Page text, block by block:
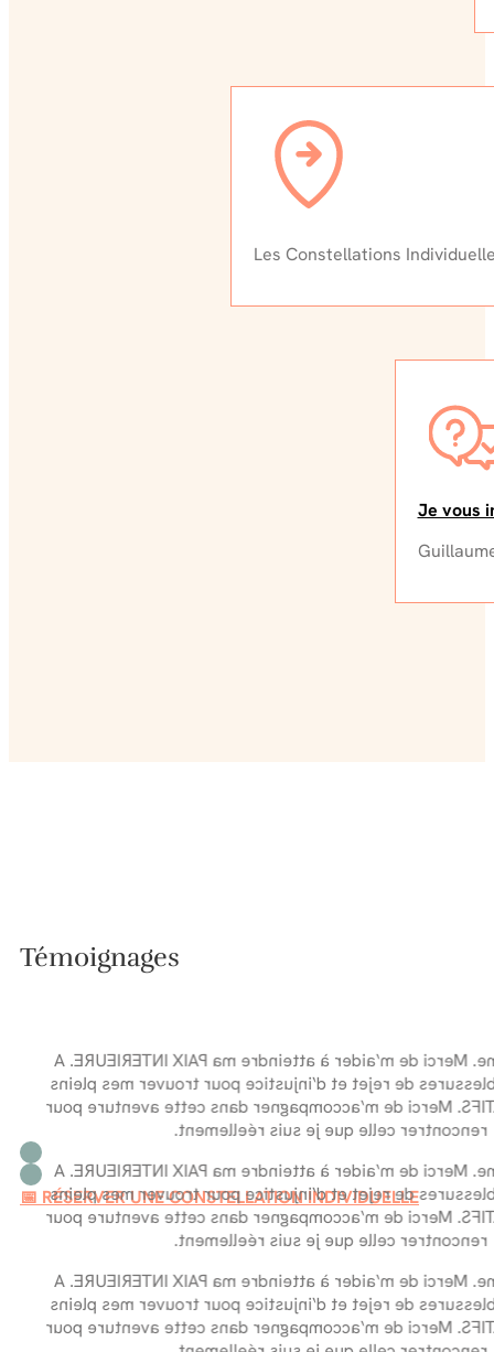
Les Constellations
Je vous
Témoignages
Merci Guillaume. Merci de m’aider à atteindre ma PAIX
guérir de mes blessures de rejet et d’injustice pour
POUVOIR CREATIFS. Merci de m’accompagner dans
rencontrer celle que je suis réellement.
Merci Guillaume. Merci de m’aider à atteindre ma PAIX
guérir de mes blessures de rejet et d’injustice pour
POUVOIR CREATIFS. Merci de m’accompagner dans
rencontrer celle que je suis réellement.
Merci Guillaume. Merci de m’aider à atteindre ma PAIX
guérir de mes blessures de rejet et d’injustice pour
POUVOIR CREATIFS. Merci de m’accompagner dans
📅 RÉSERVER UNE CONSTELLATION INDIVIDUELLE